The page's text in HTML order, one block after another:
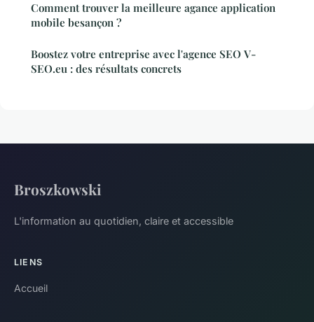
Comment trouver la meilleure agance application
mobile besançon ?
Boostez votre entreprise avec l'agence SEO V-
SEO.eu : des résultats concrets
Broszkowski
L'information au quotidien, claire et accessible
LIENS
Accueil